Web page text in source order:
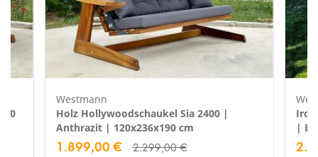
Westmann
Holz Hollywoodschaukel Sia 2400 |
Anthrazit | 120x236x190 cm
1.899,00 € 2.299,00 €
|